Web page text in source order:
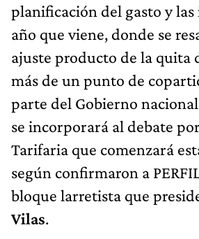
planificación del gasto y
año que viene, donde se
ajuste producto de la quita
más de un punto de
parte del Gobierno
se incorporará al debate
Tarifaria que comenzará
según confirmaron a
bloque larretista que
Vilas.